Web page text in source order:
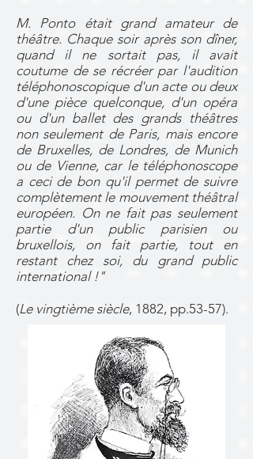
M. Ponto était grand amateur de
théâtre. Chaque soir après son dîner,
quand il ne sortait pas, il avait
coutume de se récréer par l'audition
téléphonoscopique d'un acte ou deux
d'une pièce quelconque, d'un opéra
ou d'un ballet des grands théâtres
non seulement de Paris, mais encore
de Bruxelles, de Londres, de Munich
ou de Vienne, car le téléphonoscope
a ceci de bon qu'il permet de suivre
complètement le mouvement théâtral
européen. On ne fait pas seulement
partie d'un public parisien ou
bruxellois, on fait partie, tout en
restant chez soi, du grand public
international !"
(Le vingtième siècle, 1882, pp.53-57).